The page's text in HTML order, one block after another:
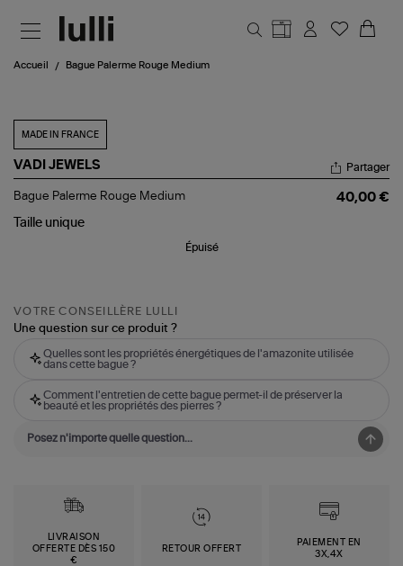
Accueil Bague Palerme Rouge Medium
MADE IN FRANCE
VADI JEWELS
Bague
Rouge
Partager
Bague Palerme Rouge Medium
40,00 €
Taille unique
Épuisé
VOTRE CONSEILLÈRE LULLI
Une question sur ce produit ?
Quelles sont les propriétés énergétiques de l'amazonite utilisée
dans cette bague ?
Comment l'entretien de cette bague permet-il de préserver la
beauté et les propriétés des pierres ?
LIVRAISON
OFFERTE DÈS 150
€
RETOUR OFFERT
PAIEMENT EN
3X,4X